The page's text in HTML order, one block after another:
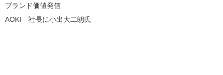
ブランド価値発信
AOKI 社長に小出大二朗氏